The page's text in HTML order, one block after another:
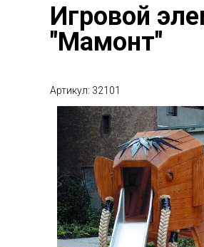
Игровой элемент
"Мамонт"
Артикул: 32101